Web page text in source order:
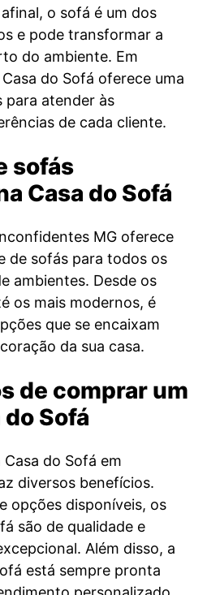
o sofá é um dos
e pode transformar a
do ambiente. Em
do Sofá oferece uma
para atender às
de cada cliente.
sofás
Casa do Sofá
MG oferece
de sofás para todos os
ambientes. Desde os
os mais modernos, é
que se encaixam
da sua casa.
de comprar um
Sofá
do Sofá em
diversos benefícios.
opções disponíveis, os
são de qualidade e
Além disso, a
está sempre pronta